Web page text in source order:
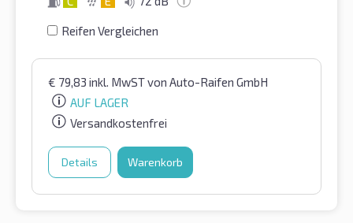
Reifen Vergleichen
€ 79,83 inkl. MwSTvon Auto-Raifen GmbH
AUF LAGER
Versandkostenfrei
Details Warenkorb